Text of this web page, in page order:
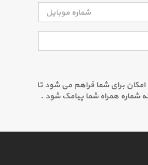
برای شما فراهم می شود تا
شماره همراه شما پیامک شود .